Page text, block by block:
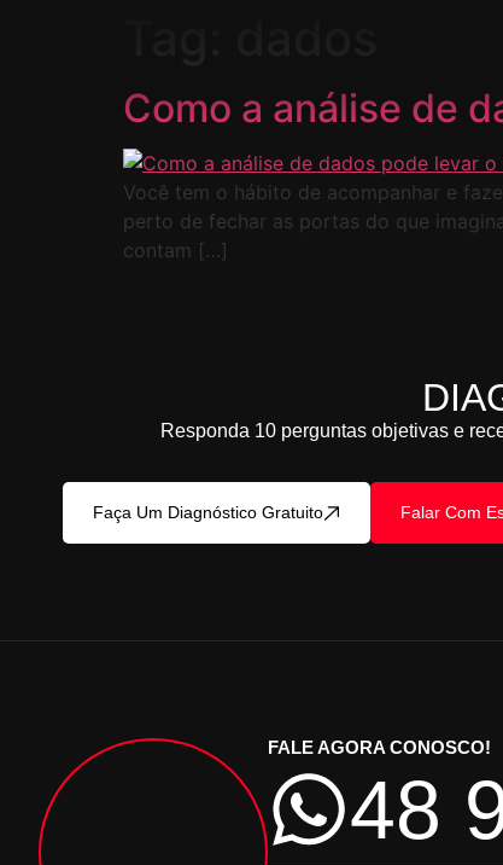
Como a análise de
Você tem o hábito de acompanhar e
perto de fechar as portas do que
contam […]
Responda 10 perguntas objetivas e
Faça Um Diagnóstico Gratuito Falar Com
FALE AGORA CONOSCO!
48